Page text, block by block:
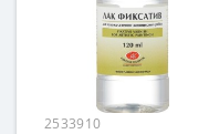
2533910